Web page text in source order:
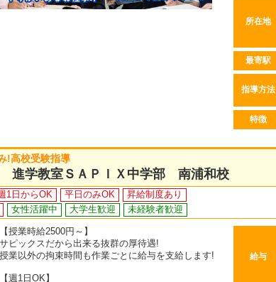
所在地
最寄駅
指導方法
特徴
!高校受験指導
学教室ＳＡＰＩＸ中学部 南浦和校
1日からOK 平日のみOK
昇給制度あり
女性活躍中 大学生歓迎 未経験者歓迎
【授業時給2500円～】
サピックスだから出来る抜群の厚待遇!
授業以外の拘束時間も作業ごとに給与を支給します!
【週1日OK】
給与